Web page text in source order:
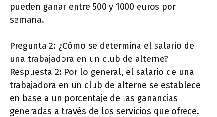
pueden ganar entre 500 y 1000 euros por
semana.
Pregunta 2: ¿Cómo se determina el salario de
una trabajadora en un club de alterne?
Respuesta 2: Por lo general, el salario de una
trabajadora en un club de alterne se establece
en base a un porcentaje de las ganancias
generadas a través de los servicios que ofrece.